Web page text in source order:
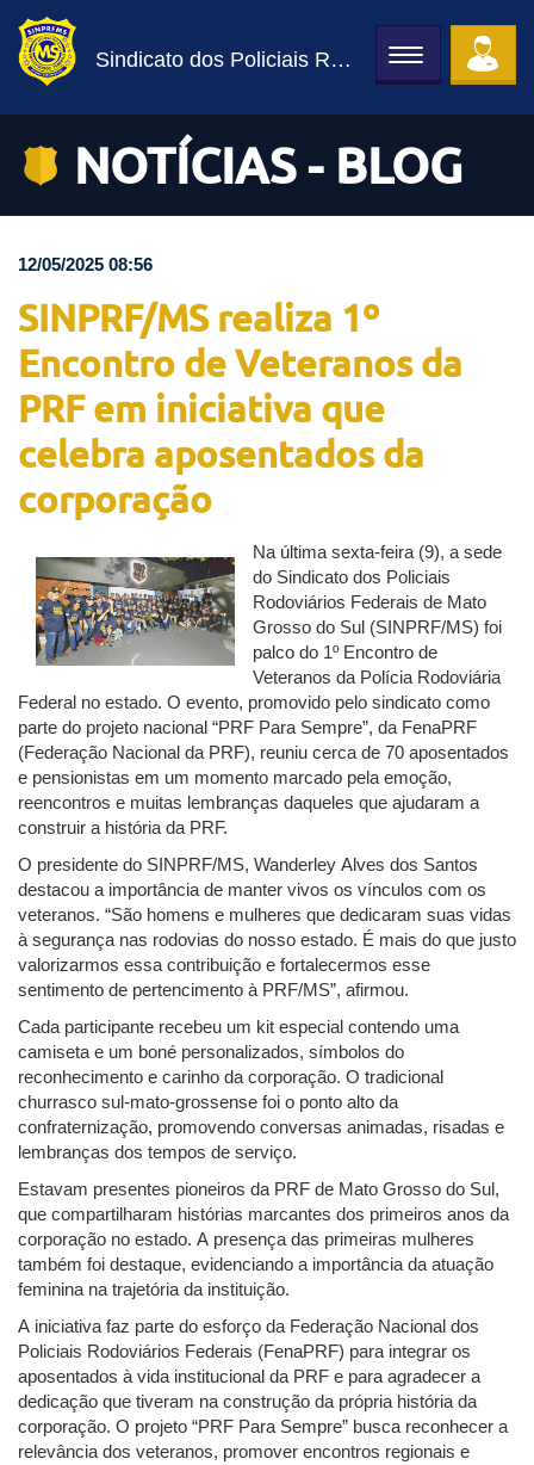
Sindicato dos Policiais Rodoviários Federais
Toggle
navigation
NOTÍCIAS - BLOG
12/05/2025 08:56
SINPRF/MS realiza 1º
Encontro de Veteranos da
PRF em iniciativa que
celebra aposentados da
corporação
Na última sexta-feira (9), a sede
do Sindicato dos Policiais
Rodoviários Federais de Mato
Grosso do Sul (SINPRF/MS) foi
palco do 1º Encontro de
Veteranos da Polícia Rodoviária
Federal no estado. O evento, promovido pelo sindicato como
parte do projeto nacional “PRF Para Sempre”, da FenaPRF
(Federação Nacional da PRF), reuniu cerca de 70 aposentados
e pensionistas em um momento marcado pela emoção,
reencontros e muitas lembranças daqueles que ajudaram a
construir a história da PRF.
O presidente do SINPRF/MS, Wanderley Alves dos Santos
destacou a importância de manter vivos os vínculos com os
veteranos. “São homens e mulheres que dedicaram suas vidas
à segurança nas rodovias do nosso estado. É mais do que justo
valorizarmos essa contribuição e fortalecermos esse
sentimento de pertencimento à PRF/MS”, afirmou.
Cada participante recebeu um kit especial contendo uma
camiseta e um boné personalizados, símbolos do
reconhecimento e carinho da corporação. O tradicional
churrasco sul-mato-grossense foi o ponto alto da
confraternização, promovendo conversas animadas, risadas e
lembranças dos tempos de serviço.
Estavam presentes pioneiros da PRF de Mato Grosso do Sul,
que compartilharam histórias marcantes dos primeiros anos da
corporação no estado. A presença das primeiras mulheres
também foi destaque, evidenciando a importância da atuação
feminina na trajetória da instituição.
A iniciativa faz parte do esforço da Federação Nacional dos
Policiais Rodoviários Federais (FenaPRF) para integrar os
aposentados à vida institucional da PRF e para agradecer a
dedicação que tiveram na construção da própria história da
corporação. O projeto “PRF Para Sempre” busca reconhecer a
relevância dos veteranos, promover encontros regionais e